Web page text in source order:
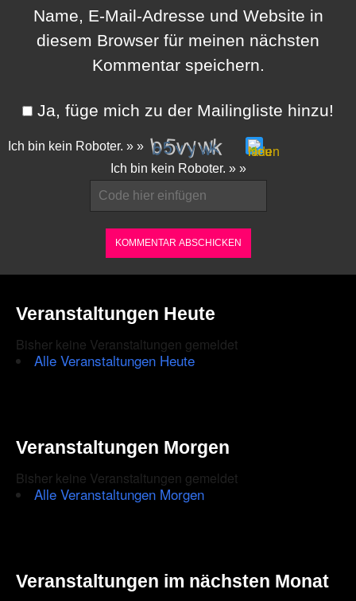
Name, E-Mail-Adresse und Website in
diesem Browser für meinen nächsten
Kommentar speichern.
Ja, füge mich zu der Mailingliste hinzu!
Ich bin kein Roboter. » »
the
to
are
human.
Ich bin kein Roboter. » »
Veranstaltungen Heute
Bisher keine Veranstaltungen gemeldet
Alle Veranstaltungen Heute
Veranstaltungen Morgen
Bisher keine Veranstaltungen gemeldet
Alle Veranstaltungen Morgen
Veranstaltungen im nächsten Monat